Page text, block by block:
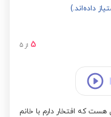
5 از 5
و ارتمیس هستم حدود 1 سال هست که افتخار دارم با خانم